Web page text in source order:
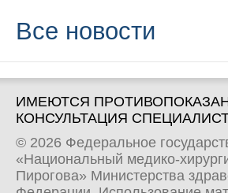
Все новости
ИМЕЮТСЯ
КОНСУЛЬТАЦИЯ
© 2026 Федеральное
«Национальный медико-
Пирогова» Министерства